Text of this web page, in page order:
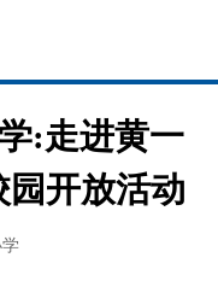
:走进黄一
开放活动